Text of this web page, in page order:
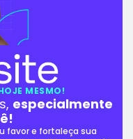
MESMO!
especialmente
favor e fortaleça sua